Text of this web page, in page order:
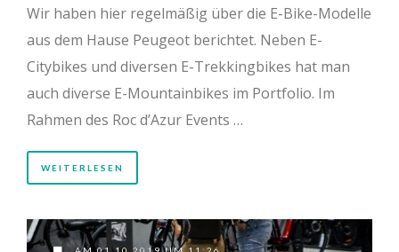
Wir haben hier regelmäßig über die E-Bike-Modelle
aus dem Hause Peugeot berichtet. Neben E-
Citybikes und diversen E-Trekkingbikes hat man
auch diverse E-Mountainbikes im Portfolio. Im
Rahmen des Roc d’Azur Events …
WEITERLESEN